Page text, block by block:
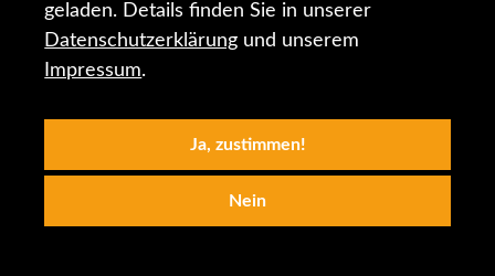
geladen. Details finden Sie in unserer
Datenschutzerklärung und unserem
Impressum.
Ja, zustimmen!
Nein